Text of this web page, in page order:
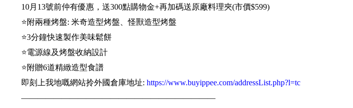
10月13號前仲有優惠，送300點購物金+再加碼送原廠料理夾(市價$599)
⭐附兩種烤盤: 米奇造型烤盤、怪獸造型烤盤
⭐3分鐘快速製作美味鬆餅
⭐電源線及烤盤收納設計
⭐附贈6道精緻造型食譜
即刻上我地嘅網站拎外國倉庫地址: https://www.buyippee.com/addressList.php?l=tc
————————————————————————